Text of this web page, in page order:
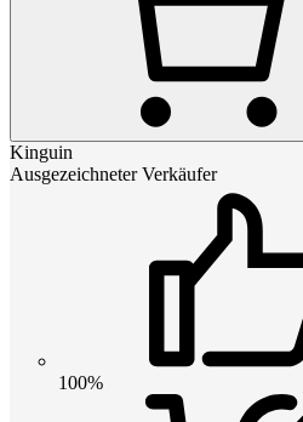
Kinguin
Ausgezeichneter Verkäufer
100%